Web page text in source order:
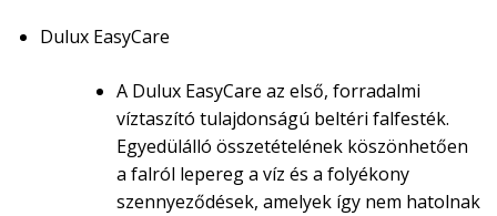
Dulux EasyCare
A Dulux EasyCare az első, forradalmi
víztaszító tulajdonságú beltéri falfesték.
Egyedülálló összetételének köszönhetően
a falról lepereg a víz és a folyékony
szennyeződések, amelyek így nem hatolnak